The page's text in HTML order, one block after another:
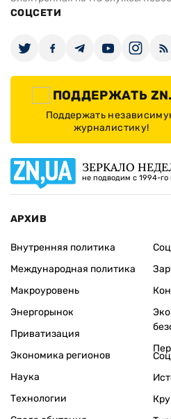
СОЦСЕТИ
ПОДДЕРЖАТЬ
Поддержать
журналистику!
ЗЕРКАЛО
не подводим с 1994-го
АРХИВ
Внутренняя политика
Международная политика
Макроуровень
Энергорынок
Приватизация
Экономика регионов
Наука
Технологии